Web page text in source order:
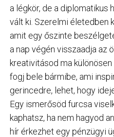
a légkör, de a diplomatikus
vált ki. Szerelmi életedben
amit egy őszinte
a nap végén visszaadja az
kreativitásod ma
fogj bele bármibe, ami
gerincedre, lehet, hogy
Egy ismerősöd furcsa
kaphatsz, ha nem hagyod
hír érkezhet egy pénzügyi